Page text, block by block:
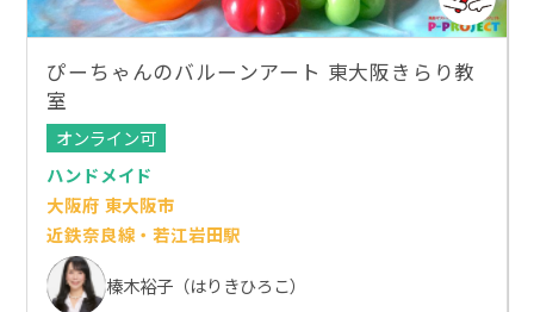
ぴーちゃんのバルーンアート 東大阪きらり教
室
オンライン可
ハンドメイド
大阪府 東大阪市
近鉄奈良線・若江岩田駅
榛木裕子（はりきひろこ）